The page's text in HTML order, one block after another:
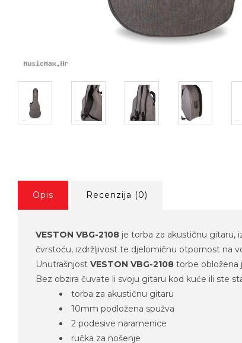
Opis Recenzija (0)
VESTON VBG-2108 je torba za akustičnu gitaru,
čvrstoću, izdržljivost te djelomičnu otpornost na
Unutrašnjost VESTON VBG-2108 torbe obložena
Bez obzira čuvate li svoju gitaru kod kuće ili ste
torba za akustičnu gitaru
10mm podložena spužva
2 podesive naramenice
ručka za nošenje